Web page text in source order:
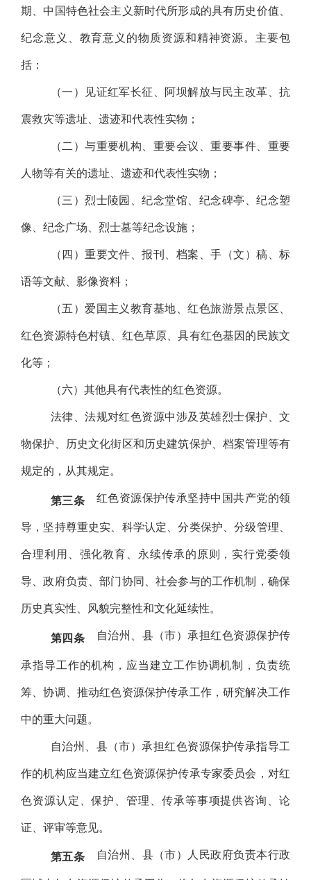
期、中国特色社会主义新时代所形成的具有历史价值、
纪念意义、教育意义的物质资源和精神资源。主要包
括：
（一）见证红军长征、阿坝解放与民主改革、抗
震救灾等遗址、遗迹和代表性实物；
（二）与重要机构、重要会议、重要事件、重要
人物等有关的遗址、遗迹和代表性实物；
（三）烈士陵园、纪念堂馆、纪念碑亭、纪念塑
像、纪念广场、烈士墓等纪念设施；
（四）重要文件、报刊、档案、手（文）稿、标
语等文献、影像资料；
（五）爱国主义教育基地、红色旅游景点景区、
红色资源特色村镇、红色草原、具有红色基因的民族文
化等；
（六）其他具有代表性的红色资源。
法律、法规对红色资源中涉及英雄烈士保护、文
物保护、历史文化街区和历史建筑保护、档案管理等有
规定的，从其规定。
第三条 红色资源保护传承坚持中国共产党的领
导，坚持尊重史实、科学认定、分类保护、分级管理、
合理利用、强化教育、永续传承的原则，实行党委领
导、政府负责、部门协同、社会参与的工作机制，确保
历史真实性、风貌完整性和文化延续性。
第四条 自治州、县（市）承担红色资源保护传
承指导工作的机构，应当建立工作协调机制，负责统
筹、协调、推动红色资源保护传承工作，研究解决工作
中的重大问题。
自治州、县（市）承担红色资源保护传承指导工
作的机构应当建立红色资源保护传承专家委员会，对红
色资源认定、保护、管理、传承等事项提供咨询、论
证、评审等意见。
第五条 自治州、县（市）人民政府负责本行政